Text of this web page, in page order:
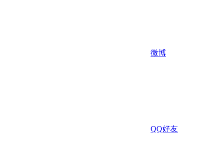
微博
QQ好友